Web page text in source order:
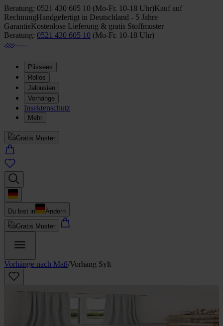
Beratung: 0521 430 605 10 (Mo-Fr. 10-18 Uhr)Kauf auf
RechnungHandgefertigt in Deutschland - 5 Jahre
GarantieKostenlose Lieferung & gratis Stoffmuster
Beratung: 0521 430 605 10 (Mo-Fr. 10-18 Uhr)
Plissees
Rollos
Jalousien
Vorhänge
Insektenschutz
Mehr
Gratis Muster
Du bist in
Ändern
Gratis Muster
Vorhänge nach Maß/Vorhang Sylt